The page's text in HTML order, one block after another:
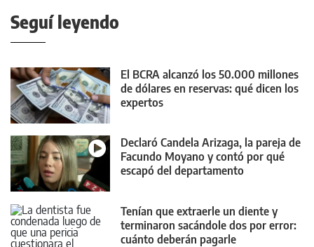
Seguí leyendo
El BCRA alcanzó los 50.000 millones
de dólares en reservas: qué dicen los
expertos
Declaró Candela Arizaga, la pareja de
Facundo Moyano y contó por qué
escapó del departamento
Tenían que extraerle un diente y
terminaron sacándole dos por error:
cuánto deberán pagarle